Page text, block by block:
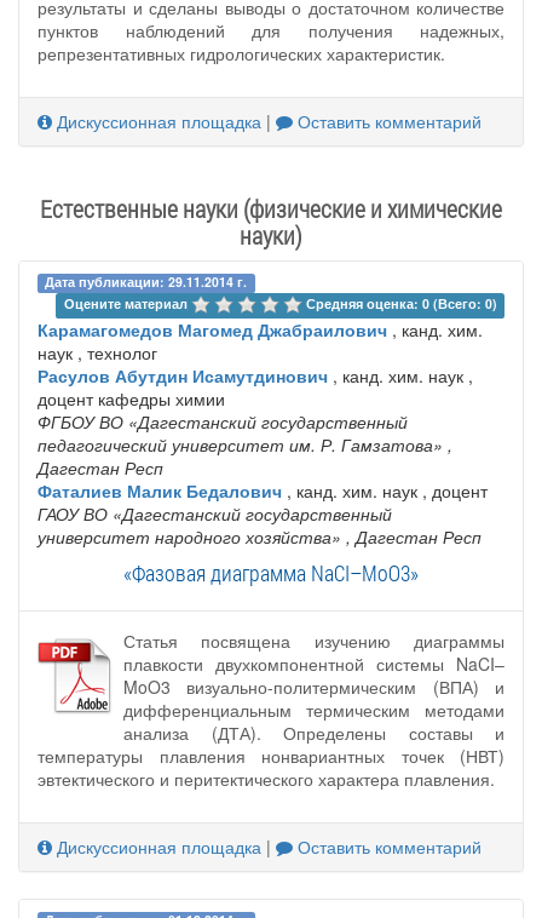
результаты и сделаны выводы о достаточном количестве
пунктов наблюдений для получения надежных,
репрезентативных гидрологических характеристик.
Дискуссионная площадка | Оставить комментарий
Естественные науки (физические и химические
науки)
Дата публикации: 29.11.2014 г.
Оцените материал
Средняя оценка: 0 (Всего: 0)
Карамагомедов Магомед Джабраилович , канд. хим.
наук , технолог
Расулов Абутдин Исамутдинович , канд. хим. наук ,
доцент кафедры химии
ФГБОУ ВО «Дагестанский государственный
педагогический университет им. Р. Гамзатова» ,
Дагестан Респ
Фаталиев Малик Бедалович , канд. хим. наук , доцент
ГАОУ ВО «Дагестанский государственный
университет народного хозяйства» , Дагестан Респ
«Фазовая диаграмма NaCI–MoO3»
Статья посвящена изучению диаграммы
плавкости двухкомпонентной системы NaCI–
MoO3 визуально-политермическим (ВПА) и
дифференциальным термическим методами
анализа (ДТА). Определены составы и
температуры плавления нонвариантных точек (НВТ)
эвтектического и перитектического характера плавления.
Дискуссионная площадка | Оставить комментарий